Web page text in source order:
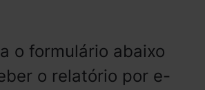
o formulário abaixo
o relatório por e-